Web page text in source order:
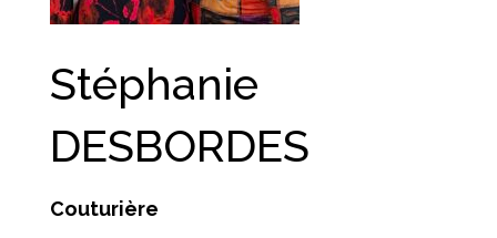
Stéphanie
DESBORDES
Couturière